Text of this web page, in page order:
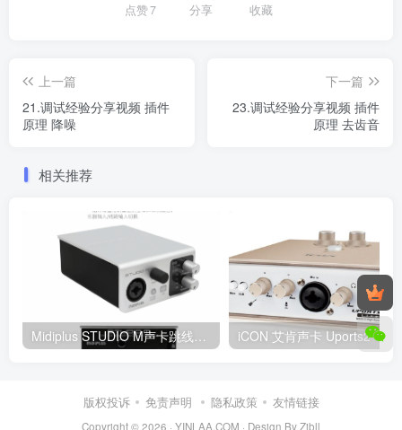
点赞7 分享 收藏
上一篇
21.调试经验分享视频 插件
原理 降噪
下一篇
23.调试经验分享视频 插件
原理 去齿音
相关推荐
Midiplus STUDIO M声卡跳线搭载宿主机架（Studio One 机架设置教程）
版权投诉 免责声明 隐私政策 友情链接
Copyright © 2026 · YINLAA.COM · Design By Zibll